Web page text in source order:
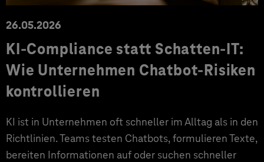
26.05.2026
KI-Compliance statt Schatten-IT:
Wie Unternehmen Chatbot-Risiken
kontrollieren
KI ist in Unternehmen oft schneller im Alltag als in den
Richtlinien. Teams testen Chatbots, formulieren Texte,
bereiten Informationen auf oder suchen schneller